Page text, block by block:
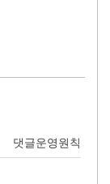
댓글운영원칙